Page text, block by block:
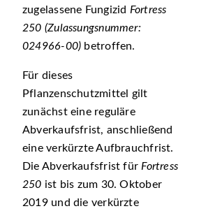
zugelassene Fungizid Fortress
250 (Zulassungsnummer:
024966-00) betroffen.
Für dieses
Pflanzenschutzmittel gilt
zunächst eine reguläre
Abverkaufsfrist, anschließend
eine verkürzte Aufbrauchfrist.
Die Abverkaufsfrist für Fortress
250 ist bis zum 30. Oktober
2019 und die verkürzte